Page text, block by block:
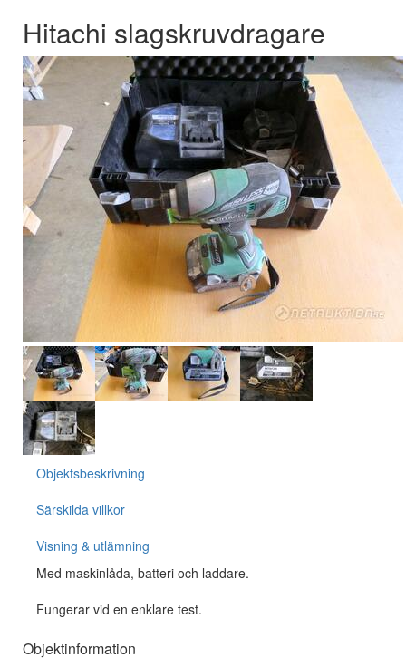
Hitachi slagskruvdragare
Objektsbeskrivning
Särskilda villkor
Visning & utlämning
Med maskinlåda, batteri och laddare.
Fungerar vid en enklare test.
Objektinformation